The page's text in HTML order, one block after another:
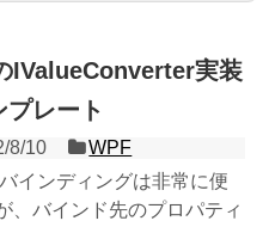
IValueConverter実装
プレート
8/10
WPF
インディングは非常に便
、バインド先のプロパティ